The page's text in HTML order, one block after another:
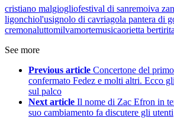
cristiano malgiogliofestival di sanremoiva
ligonchiol'usignolo di cavriagola pantera di
cremonaluttomilvamortemusicaorietta berti
See more
Previous article Concertone del
confermato Fedez e molti altri. Ecco
sul palco
Next article Il nome di Zac Efron in
suo cambiamento fa discutere gli utenti